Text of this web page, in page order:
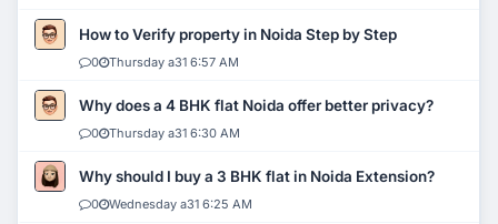
How to Verify property in Noida Step by Step
0 Thursday a31 6:57 AM
Why does a 4 BHK flat Noida offer better privacy?
0 Thursday a31 6:30 AM
Why should I buy a 3 BHK flat in Noida Extension?
0 Wednesday a31 6:25 AM